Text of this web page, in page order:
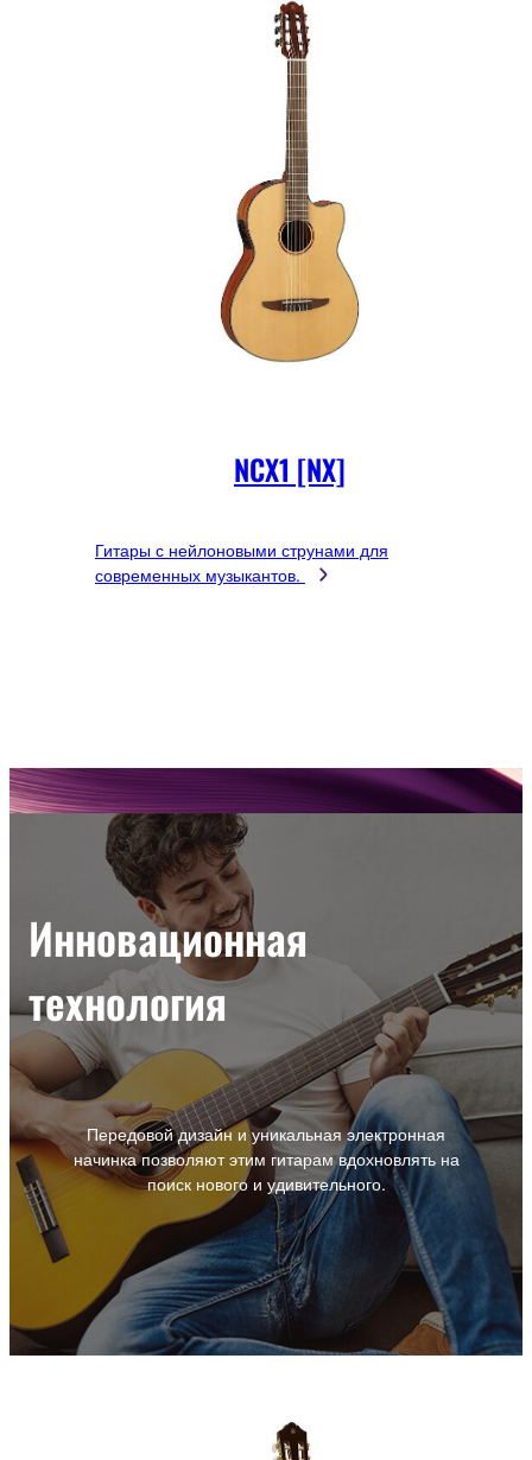
NCX1 [NX]
Гитары с нейлоновыми струнами для
современных музыкантов.
Инновационная
технология
Передовой дизайн и уникальная электронная
начинка позволяют этим гитарам вдохновлять на
поиск нового и удивительного.